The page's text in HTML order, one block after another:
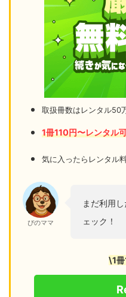
取扱冊数はレンタル50
1冊110円〜レンタル
気に入ったらレンタル
ぴのママ
まだ利用
ェック！
\1